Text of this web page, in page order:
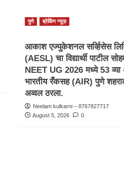
पुणे ब्रेकिंग न्यूज़
आकाश एज्युकेशनल सर्व्हिसेस
(AESL) चा विद्यार्थी पाटील
NEET UG 2026 मध्ये 53
भारतीय रँकसह (AIR) पुणे
अव्वल ठरला.
Neelam kulkarni – 8767827717
August 5, 2026
0